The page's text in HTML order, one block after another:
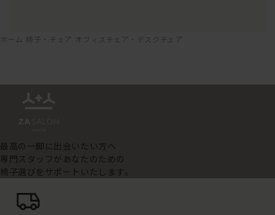
ホーム 椅子・チェア オフィスチェア・デスクチェア
最高の一脚に出会いたい方へ
専門スタッフがあなたのための
椅子選びをサポートいたします。